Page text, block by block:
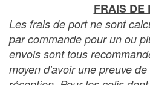
FRAIS DE
Les frais de port ne sont
par commande pour un ou
envois sont tous
moyen d'avoir une preuve